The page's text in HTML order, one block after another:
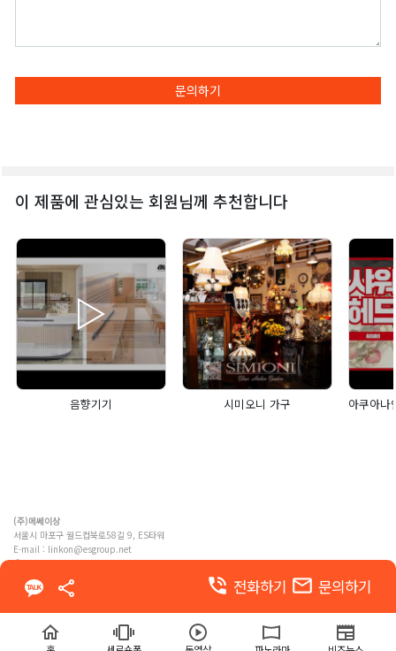
문의하기
이 제품에 관심있는 회원님께 추천합니다
음향기기 시미오니 가구
phone_in_talk 전화하기 email 문의하기
(주)메쎄이상
서울시 마포구 월드컵북로58길 9, ES타워
E-mail : linkon@esgroup.net
ⓒ MESSE ESANG. Co., Ltd. ALL RIGHTS RESERVED
이용약관